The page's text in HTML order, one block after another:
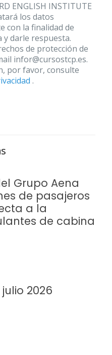
ENGLISH INSTITUTE
los datos
con la finalidad de
darle respuesta.
de protección de
infor@cursostcp.es.
por favor, consulte
.
Grupo Aena
de pasajeros
a la
de cabina
2026